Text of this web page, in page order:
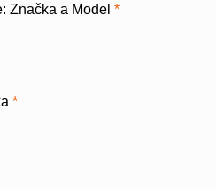
Značka a Model *
*